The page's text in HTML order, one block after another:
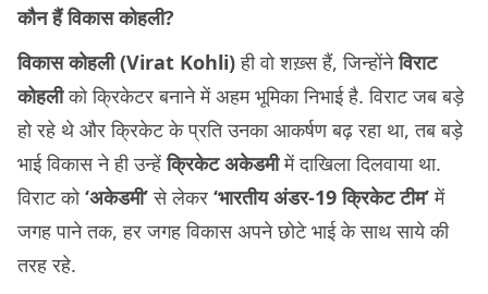
कौन हैं विकास कोहली?
विकास कोहली (Virat Kohli)ही वो शख़्स हैं, जिन्होंनेविराट
कोहलीको क्रिकेटर बनाने में अहम भूमिका निभाई है. विराट जब बड़े
हो रहे थे और क्रिकेट के प्रति उनका आकर्षण बढ़ रहा था, तब बड़े
भाई विकास ने ही उन्हेंक्रिकेट अकेडमीमें दाखिला दिलवाया था.
विराट को‘अकेडमी’से लेकर ‘भारतीय अंडर-19 क्रिकेट टीम’में
जगह पाने तक, हर जगह विकास अपने छोटे भाई के साथ साये की
तरह रहे.